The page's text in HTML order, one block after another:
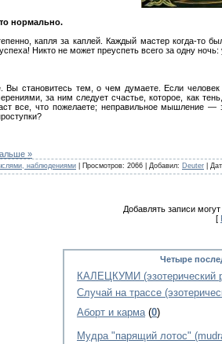
нормально.
капля за каплей. Каждый мастер когда-
Никто не может преуспеть всего за одну
Вы становитесь тем, о чем думаете. Если
за ним следует счастье, которое, как
все, что пожелаете; неправильное мышление —
»
наблюдениями | Просмотров: 2066 | Добавил: Deuter |
Добавлять записи
[
Четыре
КАЛЕЦКУМИ (эзотерический
Случай на трассе
Аборт и карма (0)
Мудра "парящий лотос"